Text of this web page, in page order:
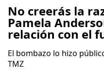
No creerás la
Pamela
relación con el
El bombazo lo hizo
TMZ